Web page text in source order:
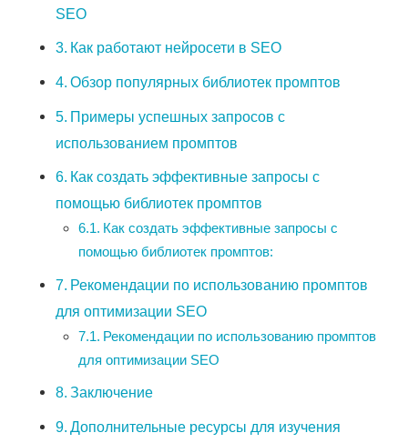
SEO
Как работают нейросети в SEO
Обзор популярных библиотек промптов
Примеры успешных запросов с
использованием промптов
Как создать эффективные запросы с
помощью библиотек промптов
Как создать эффективные запросы с
помощью библиотек промптов:
Рекомендации по использованию промптов
для оптимизации SEO
Рекомендации по использованию промптов
для оптимизации SEO
Заключение
Дополнительные ресурсы для изучения